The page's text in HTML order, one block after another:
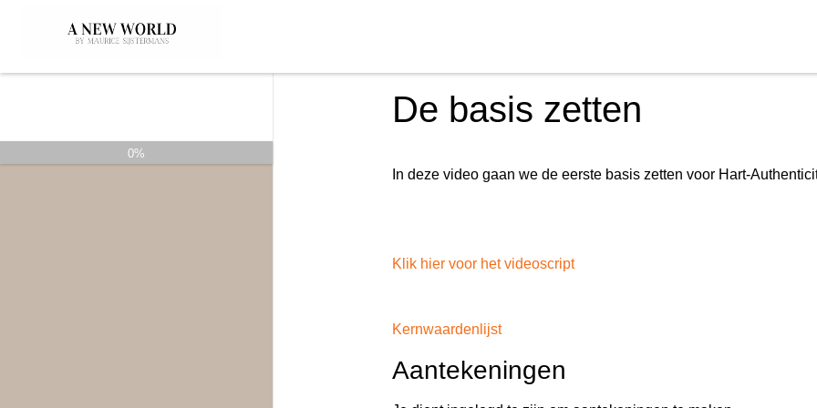
0%
De basis zetten
In deze video gaan we de eerste basis zetten voor Hart-
Klik hier voor het videoscript
Kernwaardenlijst
Aantekeningen